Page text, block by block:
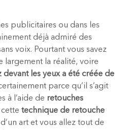
publicitaires ou dans les
déjà admiré des
voix. Pourtant vous savez
largement la réalité, voire
devant les yeux a été créée de
parce qu’il s’agit
à l’aide de retouches
cette technique de retouche
art et vous allez tout de